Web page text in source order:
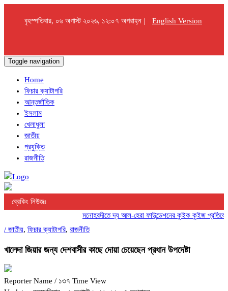
বৃহস্পতিবার, ০৬ অগাস্ট ২০২৬, ১২:০৭ অপরাহ্ন | English Version
Toggle navigation
Home
ফিচার ক্যাটাগরি
আন্তর্জাতিক
ইসলাম
খেলাধুলা
জাতীয়
প্রযুক্তি
রাজনীতি
ব্রেকিং নিউজঃ
মনোহরদীতে দ্য আল-হেরা ফাউন্ডেশনের কুইক কুইজ
/ জাতীয়, ফিচার ক্যাটাগরি, রাজনীতি
খালেদা জিয়ার জন্য দেশবাসীর কাছে দোয়া চেয়েছেন প্রধান উপদেষ্টা
Reporter Name / ১৩৭ Time View